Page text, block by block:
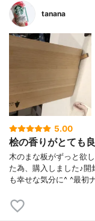
tanana
5.00
桧の香りがとても
木のまな板がずっと欲
た為、購入しました♪開
も幸せな気分に^ ^最初